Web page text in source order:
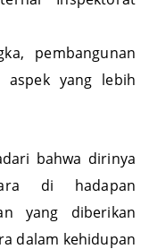
Inspektorat
pembangunan
yang lebih
bahwa dirinya
di hadapan
yang diberikan